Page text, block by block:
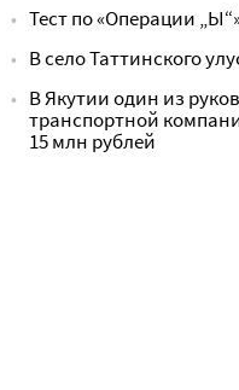
Тест по «Операции
В село Таттинского
В Якутии один из
транспортной
15 млн рублей